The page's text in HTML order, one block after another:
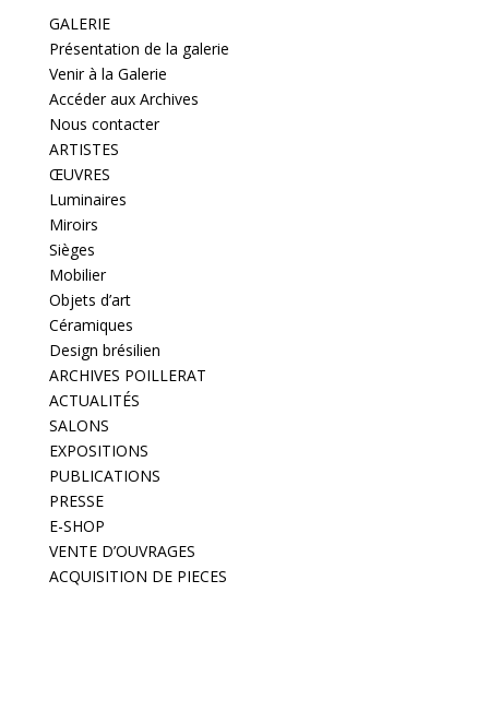
GALERIE
Présentation de la galerie
Venir à la Galerie
Accéder aux Archives
Nous contacter
ARTISTES
ŒUVRES
Luminaires
Miroirs
Sièges
Mobilier
Objets d’art
Céramiques
Design brésilien
ARCHIVES POILLERAT
ACTUALITÉS
SALONS
EXPOSITIONS
PUBLICATIONS
PRESSE
E-SHOP
VENTE D’OUVRAGES
ACQUISITION DE PIECES